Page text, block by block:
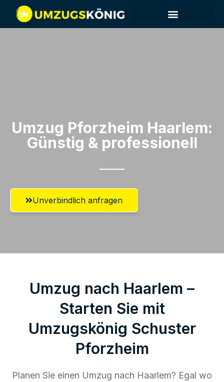
Umzug Pforzheim​ Haarlem:
Günstig & professionell​
Unverbindlich anfragen
Umzug nach Haarlem –
Starten Sie mit
Umzugskönig Schuster
Pforzheim
Planen Sie einen Umzug nach Haarlem? Egal wo